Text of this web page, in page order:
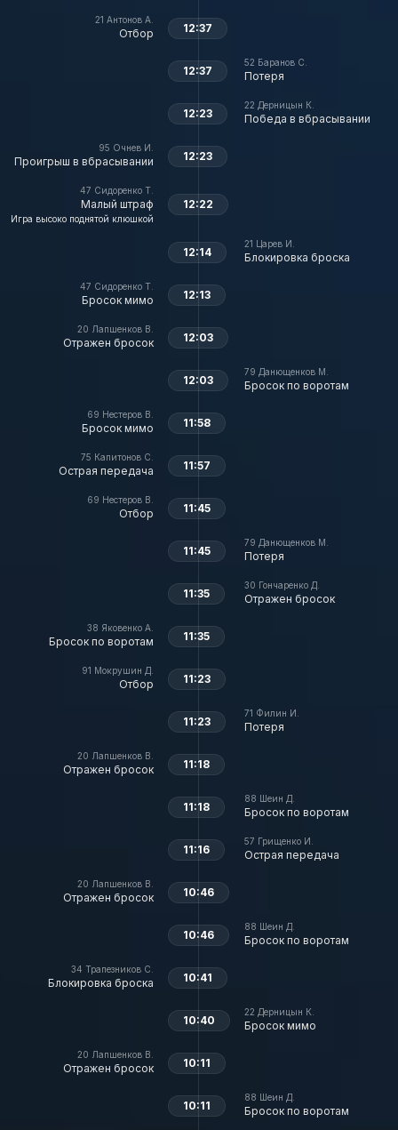
21 Антонов А.
Отбор 12:37
52 Баранов С.
Потеря
12:37
22 Дерницын К.
Победа в вбрасывании
12:23
95 Очнев И.
Проигрыш в вбрасывании 12:23
47 Сидоренко Т.
Малый штраф
Игра высоко поднятой клюшкой
12:22
21 Царев И.
Блокировка броска
12:14
47 Сидоренко Т.
Бросок мимо 12:13
20 Лапшенков В.
Отражен бросок 12:03
79 Данющенков М.
Бросок по воротам
12:03
69 Нестеров В.
Бросок мимо 11:58
75 Капитонов С.
Острая передача 11:57
69 Нестеров В.
Отбор 11:45
79 Данющенков М.
Потеря
11:45
30 Гончаренко Д.
Отражен бросок
11:35
38 Яковенко А.
Бросок по воротам 11:35
91 Мокрушин Д.
Отбор 11:23
71 Филин И.
Потеря
11:23
20 Лапшенков В.
Отражен бросок 11:18
88 Шеин Д.
Бросок по воротам
11:18
57 Грищенко И.
Острая передача
11:16
20 Лапшенков В.
Отражен бросок 10:46
88 Шеин Д.
Бросок по воротам
10:46
34 Трапезников С.
Блокировка броска 10:41
22 Дерницын К.
Бросок мимо
10:40
20 Лапшенков В.
Отражен бросок 10:11
88 Шеин Д.
Бросок по воротам
10:11